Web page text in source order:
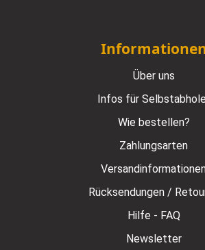
Über uns
Infos für
Wie bestellen?
Zahlungsarten
Rücksendungen /
Hilfe - FAQ
Newsletter